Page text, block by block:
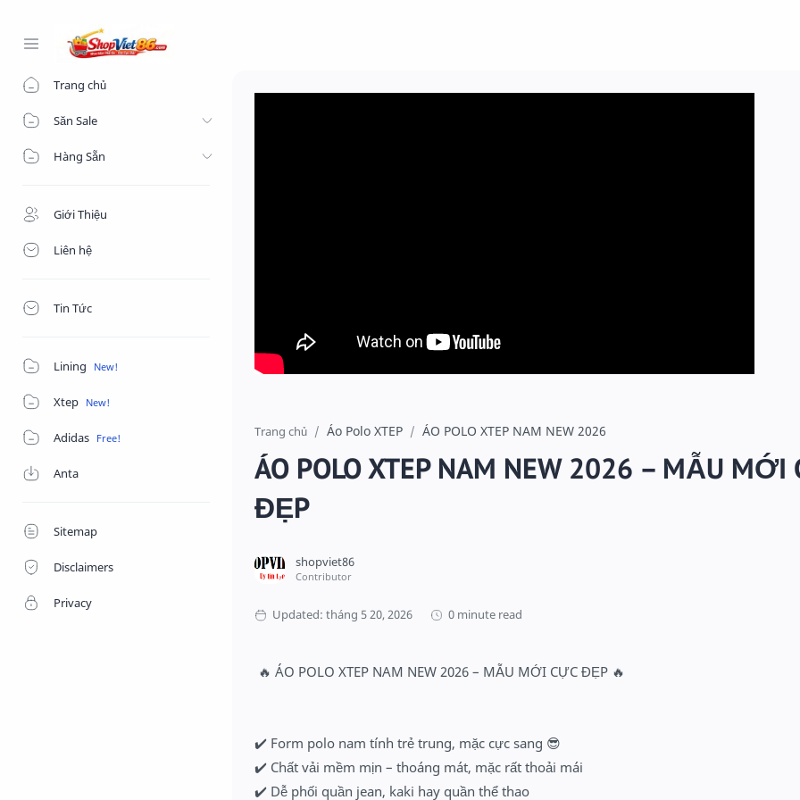
Trang chủ
Săn Sale
Hàng Sẵn
Giới Thiệu
Liên hệ
Tin Tức
Lining
Xtep
Adidas
Anta
Sitemap
Disclaimers
Privacy
Trang chủ Áo Polo XTEP ÁO POLO XTEP NAM NEW 2026
ÁO POLO XTEP NAM NEW 2026 – MẪU MỚI
ĐẸP
0 minute read
🔥 ÁO POLO XTEP NAM NEW 2026 – MẪU MỚI CỰC ĐẸP 🔥
✔️ Form polo nam tính trẻ trung, mặc cực sang 😎
✔️ Chất vải mềm mịn – thoáng mát, mặc rất thoải mái
✔️ Dễ phối quần jean, kaki hay quần thể thao